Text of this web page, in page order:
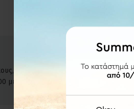
βίδες και ούπα. Δυνατότητα
μέτρων περιλαμβάνει ενδιάμεσο